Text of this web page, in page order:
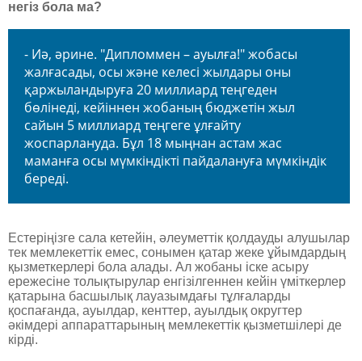
негіз бола ма?
- Иә, әрине. "Дипломмен – ауылға!" жобасы
жалғасады, осы және келесі жылдары оны
қаржыландыруға 20 миллиард теңгеден
бөлінеді, кейіннен жобаның бюджетін жыл
сайын 5 миллиард теңгеге ұлғайту
жоспарлануда. Бұл 18 мыңнан астам жас
маманға осы мүмкіндікті пайдалануға мүмкіндік
береді.
Естеріңізге сала кетейін, әлеуметтік қолдауды алушылар
тек мемлекеттік емес, сонымен қатар жеке ұйымдардың
қызметкерлері бола алады. Ал жобаны іске асыру
ережесіне толықтырулар енгізілгеннен кейін үміткерлер
қатарына басшылық лауазымдағы тұлғаларды
қоспағанда, ауылдар, кенттер, ауылдық округтер
әкімдері аппараттарының мемлекеттік қызметшілері де
кірді.